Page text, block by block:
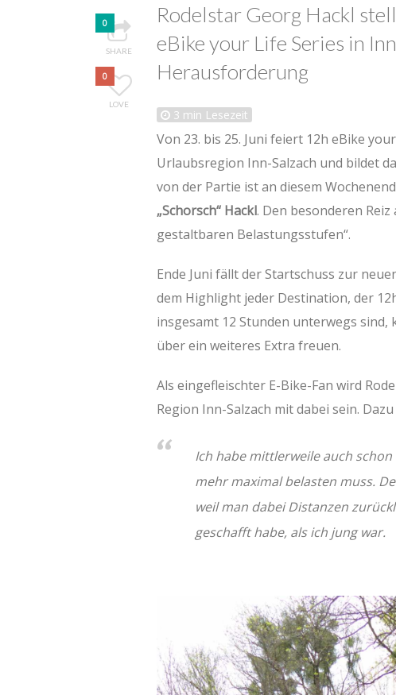
0
SHARE
0
LOVE
Rodelstar Georg Hackl
eBike your Life Series in
Herausforderung
3 min Lesezeit
Von 23. bis 25. Juni feiert 12h eBike
Urlaubsregion Inn-Salzach und bildet
von der Partie ist an diesem
„Schorsch“ Hackl. Den besonderen
gestaltbaren Belastungsstufen“.
Ende Juni fällt der Startschuss zur
dem Highlight jeder Destination, der
insgesamt 12 Stunden unterwegs
über ein weiteres Extra freuen.
Als eingefleischter E-Bike-Fan wird
Region Inn-Salzach mit dabei sein.
Ich habe mittlerweile auch
mehr maximal belasten muss.
weil man dabei Distanzen
geschafft habe, als ich jung war.